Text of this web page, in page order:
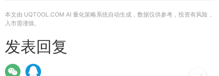
本文由 UQTOOL.COM AI 量化策略系统自动生成，数据仅供参考，投资有风险，
入市需谨慎。
发表回复